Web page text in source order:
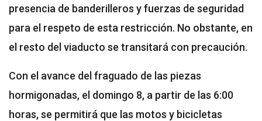
presencia de banderilleros y fuerzas de seguridad
para el respeto de esta restricción. No obstante, en
el resto del viaducto se transitará con precaución.
Con el avance del fraguado de las piezas
hormigonadas, el domingo 8, a partir de las 6:00
horas, se permitirá que las motos y bicicletas